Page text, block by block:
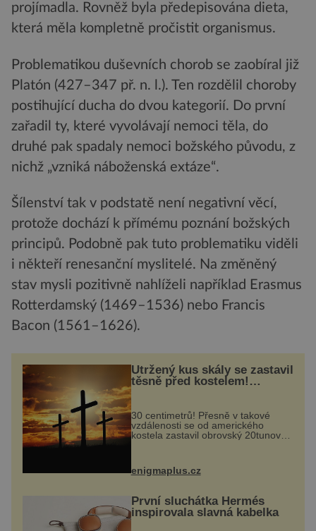
projímadla. Rovněž byla předepisována dieta,
která měla kompletně pročistit organismus.
Problematikou duševních chorob se zaobíral již
Platón (427–347 př. n. l.). Ten rozdělil choroby
postihující ducha do dvou kategorií. Do první
zařadil ty, které vyvolávají nemoci těla, do
druhé pak spadaly nemoci božského původu, z
nichž „vzniká náboženská extáze“.
Šílenství tak v podstatě není negativní věcí,
protože dochází k přímému poznání božských
principů. Podobně pak tuto problematiku viděli
i někteří renesanční myslitelé. Na změněný
stav mysli pozitivně nahlíželi například Erasmus
Rotterdamský (1469–1536) nebo Francis
Bacon (1561–1626).
Utržený kus skály se zastavil
těsně před kostelem!
Ochránila ho boží síla?
30 centimetrů! Přesně v takové
vzdálenosti se od amerického
kostela zastavil obrovský 20tunový
při její demolici. Podle místních stojí
...
enigmaplus.cz
První sluchátka Hermés
inspirovala slavná kabelka